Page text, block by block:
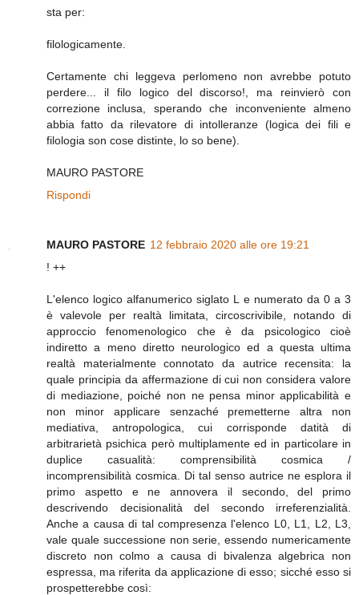
sta per:
filologicamente.
Certamente chi leggeva perlomeno non avrebbe potuto
perdere... il filo logico del discorso!, ma reinvierò con
correzione inclusa, sperando che inconveniente almeno
abbia fatto da rilevatore di intolleranze (logica dei fili e
filologia son cose distinte, lo so bene).
MAURO PASTORE
Rispondi
MAURO PASTORE 12 febbraio 2020 alle ore 19:21
! ++
L'elenco logico alfanumerico siglato L e numerato da 0 a 3
è valevole per realtà limitata, circoscrivibile, notando di
approccio fenomenologico che è da psicologico cioè
indiretto a meno diretto neurologico ed a questa ultima
realtà materialmente connotato da autrice recensita: la
quale principia da affermazione di cui non considera valore
di mediazione, poiché non ne pensa minor applicabilità e
non minor applicare senzaché premetterne altra non
mediativa, antropologica, cui corrisponde datità di
arbitrarietà psichica però multiplamente ed in particolare in
duplice casualità: comprensibilità cosmica /
incomprensibilità cosmica. Di tal senso autrice ne esplora il
primo aspetto e ne annovera il secondo, del primo
descrivendo decisionalità del secondo irreferenzialità.
Anche a causa di tal compresenza l'elenco L0, L1, L2, L3,
vale quale successione non serie, essendo numericamente
discreto non colmo a causa di bivalenza algebrica non
espressa, ma riferita da applicazione di esso; sicché esso si
prospetterebbe così: